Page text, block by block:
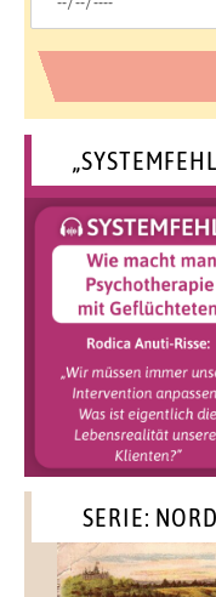
SERIE: